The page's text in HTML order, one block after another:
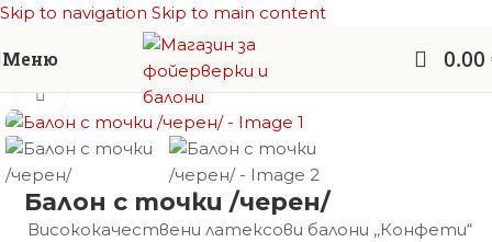
Skip to navigation Skip to main content
Меню 0.00
Балони латекс / Балони с печат
Балон с точки /черен/
Висококачествени латексови балони ,,Конфети“